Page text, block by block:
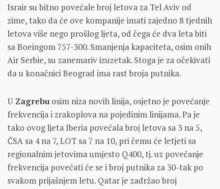
Israir su bitno povećale broj letova za Tel Aviv od
zime, tako da će ove kompanije imati zajedno 8 tjednih
letova više nego prošlog ljeta, od čega će dva leta biti
sa Boeingom 757-300. Smanjenja kapaciteta, osim onih
Air Serbie, su zanemariv izuzetak. Stoga je za očekivati
da u konačnici Beograd ima rast broja putnika.
UZagrebu osim niza novih linija, osjetno je povećanje
frekvencija i zrakoplova na pojedinim linijama. Pa je
tako ovog ljeta Iberia povećala broj letova sa 3 na 5,
ČSA sa 4 na 7, LOT sa 7 na 10, pri čemu će letjeti sa
regionalnim jetovima umjesto Q400, tj. uz povećanje
frekvencija povećati će se i broj putnika za 30-tak po
svakom prijašnjem letu. Qatar je zadržao broj